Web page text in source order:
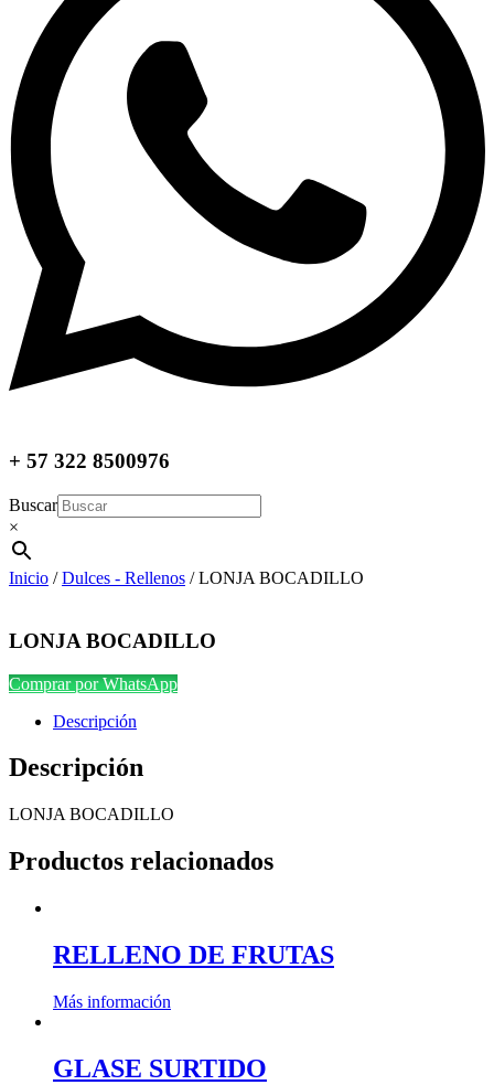
+ 57 322 8500976
Buscar
×
Inicio /Dulces - Rellenos / LONJA BOCADILLO
LONJA BOCADILLO
Comprar por WhatsApp
Descripción
Descripción
LONJA BOCADILLO
Productos relacionados
RELLENO DE FRUTAS
Más información
GLASE SURTIDO